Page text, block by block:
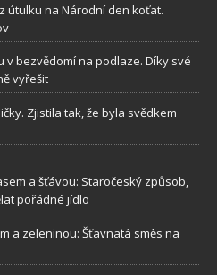
útulku na Národní den koťat.
v bezvědomí na podlaze. Díky své
vyřešit
Zjistila tak, že byla svědkem
a šťávou: Staročeský způsob,
pořádné jídlo
a zeleninou: Šťavnatá směs na